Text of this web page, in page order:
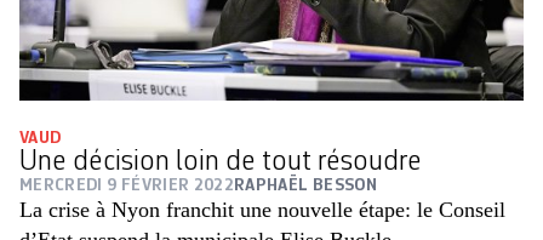
VAUD
Une décision loin de tout résoudre
MERCREDI 9 FÉVRIER 2022 RAPHAËL BESSON
La crise à Nyon franchit une nouvelle étape: le Conseil